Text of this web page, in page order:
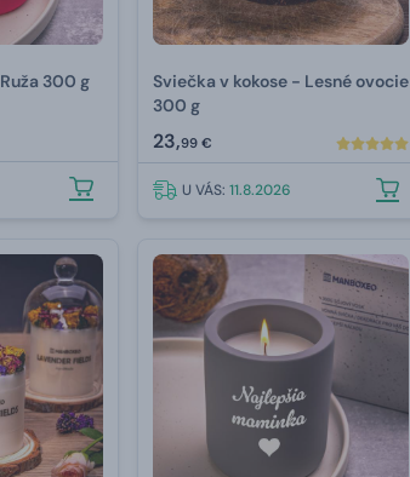
300 g
Sviečka v kokose - Lesné ovocie
300 g
23,99 €
U VÁS: 11.8.2026